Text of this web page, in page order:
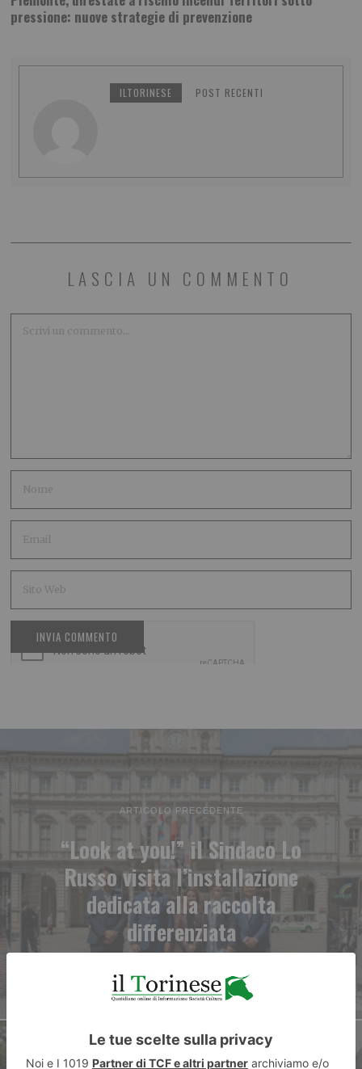
pressione: nuove strategie di prevenzione
ILTORINESE POST RECENTI
LASCIA UN COMMENTO
ARTICOLO PRECEDENTE
“Look at you!” il Sindaco Lo
Russo visita l’installazione
dedicata alla raccolta
differenziata